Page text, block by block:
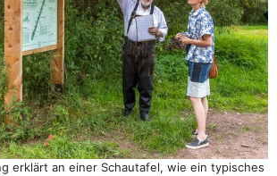
erklärt an einer Schautafel, wie ein typisches